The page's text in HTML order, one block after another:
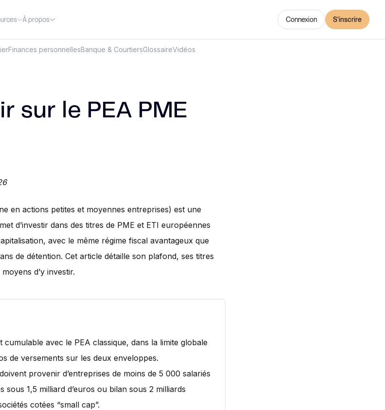
À propos Connexion S'inscrire
sur le PEA PME
en actions petites et moyennes entreprises) est une
d’investir dans des titres de PME et ETI européennes
avec le même régime fiscal avantageux que
de détention. Cet article détaille son plafond, ses titres
d’y investir.
cumulable avec le PEA classique, dans la limite globale
de versements sur les deux enveloppes.
provenir d’entreprises de moins de 5 000 salariés
sous 1,5 milliard d’euros ou bilan sous 2 milliards
cotées “small cap”.
Finances personnellesBanque & CourtiersGlossaireVidéos